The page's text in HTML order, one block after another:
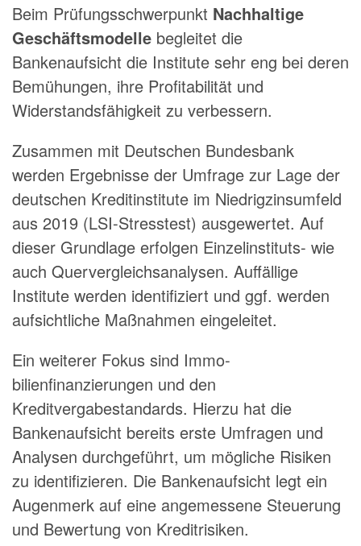
Beim Prüfungsschwerpunkt Nachhaltige
Geschäftsmodelle begleitet die
Bankenaufsicht die Institute sehr eng bei deren
Bemühungen, ihre Profitabilität und
Widerstandsfähigkeit zu verbessern.
Zusammen mit Deutschen Bundesbank
werden Ergebnisse der Umfrage zur Lage der
deutschen Kreditinstitute im Niedrigzinsumfeld
aus 2019 (LSI-Stresstest) ausgewertet. Auf
dieser Grundlage erfolgen Einzelinstituts- wie
auch Quer­vergleichsanalysen. Auffällige
Institute werden identifiziert und ggf. werden
aufsichtliche Maß­nahmen eingeleitet.
Ein weiterer Fokus sind Immo­
bilienfinanzierungen und den
Kreditvergabestandards. Hierzu hat die
Bankenaufsicht bereits erste Umfragen und
Analysen durchgeführt, um mögliche Risiken
zu identifizieren. Die Bankenaufsicht legt ein
Augenmerk auf eine angemes­sene Steuerung
und Bewertung von Kreditrisiken.